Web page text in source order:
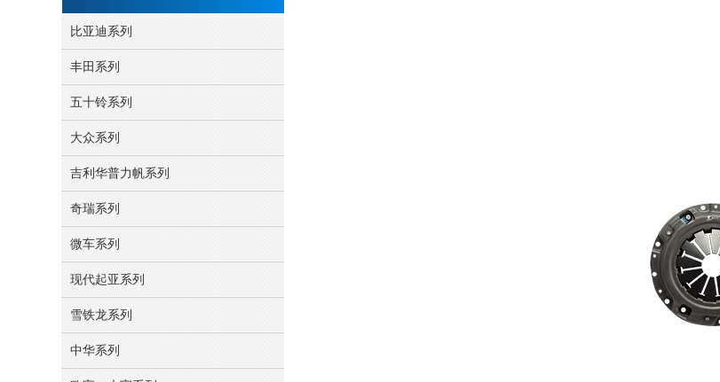
比亚迪系列
丰田系列
五十铃系列
大众系列
吉利华普力帆系列
奇瑞系列
微车系列
现代起亚系列
雪铁龙系列
中华系列